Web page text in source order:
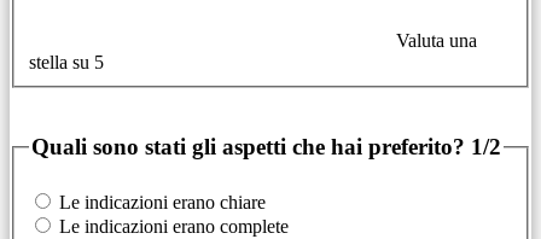
Valuta una
stella su 5
Quali sono stati gli aspetti che hai preferito? 1/2
Le indicazioni erano chiare
Le indicazioni erano complete